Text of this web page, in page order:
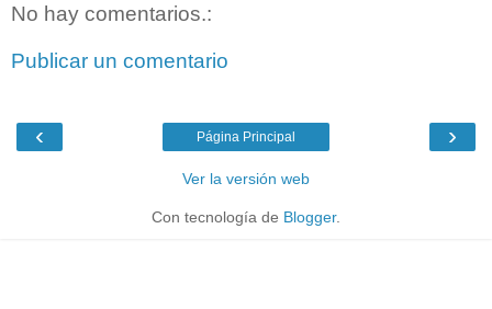
No hay comentarios.:
Publicar un comentario
‹ ›
Página Principal
Ver la versión web
Con tecnología de Blogger.